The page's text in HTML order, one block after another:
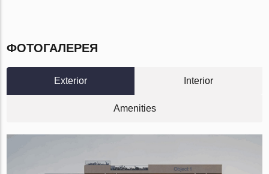
ФОТОГАЛЕРЕЯ
Exterior Interior
Amenities